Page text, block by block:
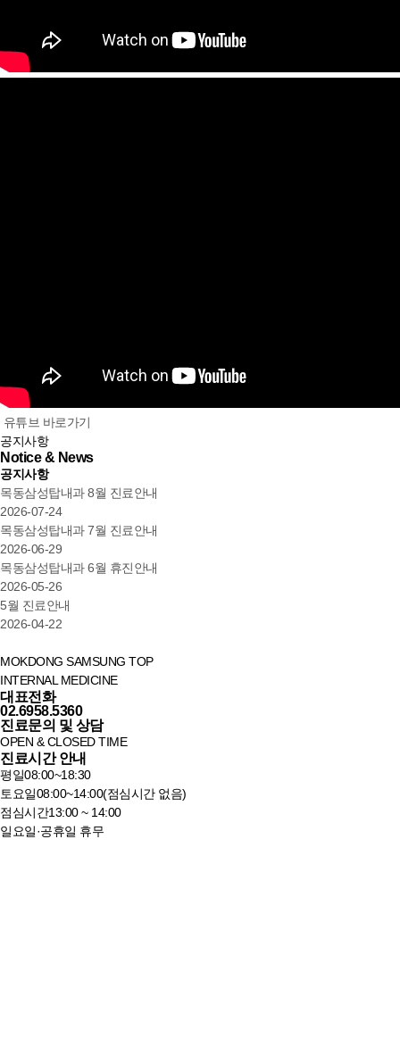
유튜브 바로가기
공지사항
Notice & News
공지사항
목동삼성탑내과 8월 진료안내
2026-07-24
목동삼성탑내과 7월 진료안내
2026-06-29
목동삼성탑내과 6월 휴진안내
2026-05-26
5월 진료안내
2026-04-22
MOKDONG SAMSUNG TOP
INTERNAL MEDICINE
대표전화
02.6958.5360
진료문의 및 상담
OPEN & CLOSED TIME
진료시간 안내
평일08:00~18:30
토요일08:00~14:00(점심시간 없음)
점심시간13:00 ~ 14:00
일요일·공휴일 휴무